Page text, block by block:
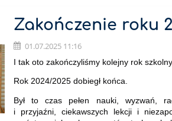
Zakończenie roku
01.07.2025 11:16
I tak oto zakończyliśmy kolejny rok
Rok 2024/2025 dobiegł końca.
Był to czas pełen nauki, wyzwań,
i przyjaźni, ciekawszych lekcji i